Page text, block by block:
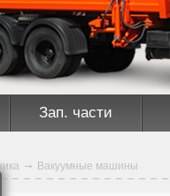
Зап. части
Вакуумные машины